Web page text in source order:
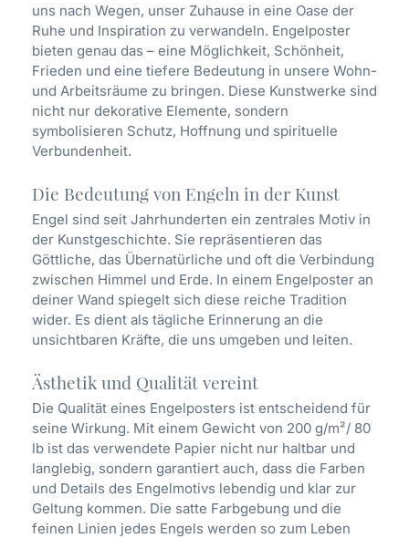
uns nach Wegen, unser Zuhause in eine Oase der
Ruhe und Inspiration zu verwandeln. Engelposter
bieten genau das – eine Möglichkeit, Schönheit,
Frieden und eine tiefere Bedeutung in unsere Wohn-
und Arbeitsräume zu bringen. Diese Kunstwerke sind
nicht nur dekorative Elemente, sondern
symbolisieren Schutz, Hoffnung und spirituelle
Verbundenheit.
Die Bedeutung von Engeln in der Kunst
Engel sind seit Jahrhunderten ein zentrales Motiv in
der Kunstgeschichte. Sie repräsentieren das
Göttliche, das Übernatürliche und oft die Verbindung
zwischen Himmel und Erde. In einem Engelposter an
deiner Wand spiegelt sich diese reiche Tradition
wider. Es dient als tägliche Erinnerung an die
unsichtbaren Kräfte, die uns umgeben und leiten.
Ästhetik und Qualität vereint
Die Qualität eines Engelposters ist entscheidend für
seine Wirkung. Mit einem Gewicht von 200 g/m²/ 80
lb ist das verwendete Papier nicht nur haltbar und
langlebig, sondern garantiert auch, dass die Farben
und Details des Engelmotivs lebendig und klar zur
Geltung kommen. Die satte Farbgebung und die
feinen Linien jedes Engels werden so zum Leben